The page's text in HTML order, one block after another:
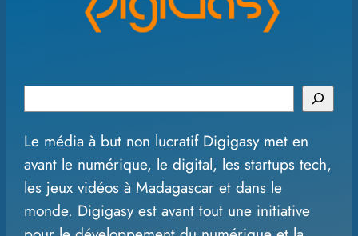
e
a
r
c
h
Le média à but non lucratif Digigasy met en
avant le numérique, le digital, les startups tech,
les jeux vidéos à Madagascar et dans le
monde. Digigasy est avant tout une initiative